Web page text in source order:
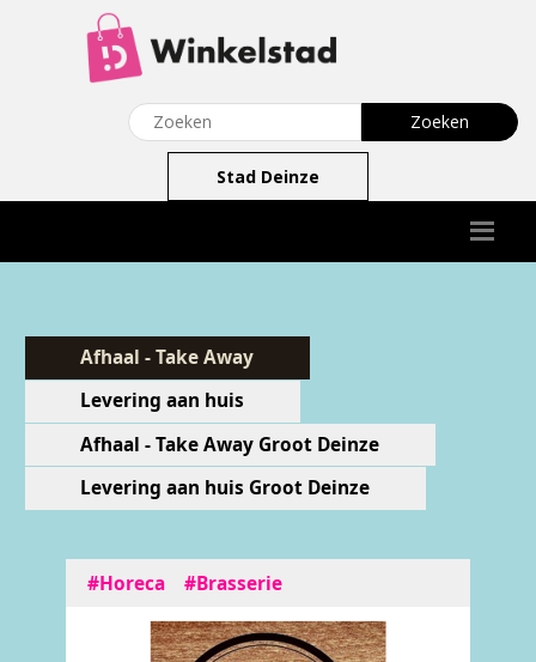
Stad Deinze
Afhaal - Take Away
Levering aan huis
Afhaal - Take Away Groot Deinze
Levering aan huis Groot Deinze
#Horeca #Brasserie